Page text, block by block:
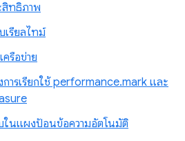
สิทธิภาพ
เรียลไทม์
รือข่าย
ารเรียกใช้ performance.mark และ
นแผงป้อนข้อความอัตโนมัติ